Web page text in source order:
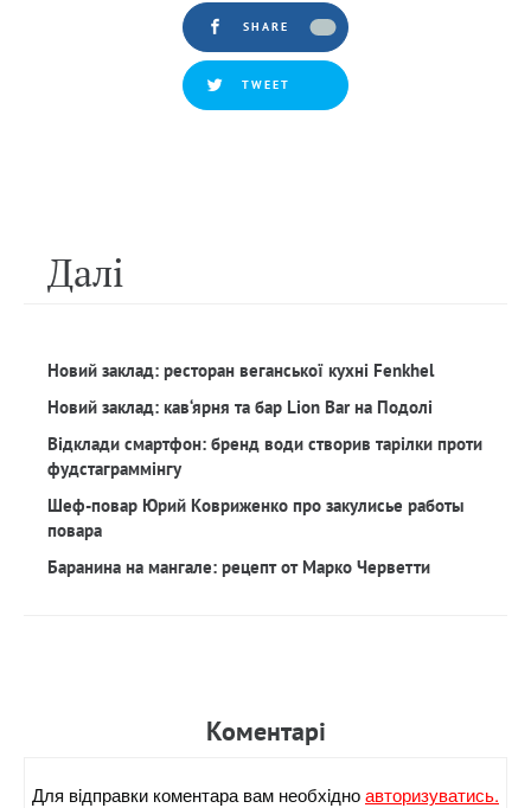
SHARE
TWEET
Далi
Новий заклад: ресторан веганської кухні Fenkhel
Новий заклад: кав‘ярня та бар Lion Bar на Подолі
Відклади смартфон: бренд води створив тарілки проти
фудстаграммінгу
Шеф-повар Юрий Ковриженко про закулисье работы
повара
Баранина на мангале: рецепт от Марко Черветти
Коментарi
Для вiдправки коментара вам необхiдноавторизуватись.